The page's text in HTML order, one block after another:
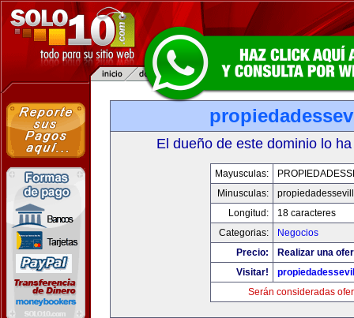
El dueño de este dominio lo
Mayusculas:
Minusculas:
Longitud:
18 caracteres
Categorias:
Negocios
Precio:
Realizar una
Visitar!
Serán consideradas